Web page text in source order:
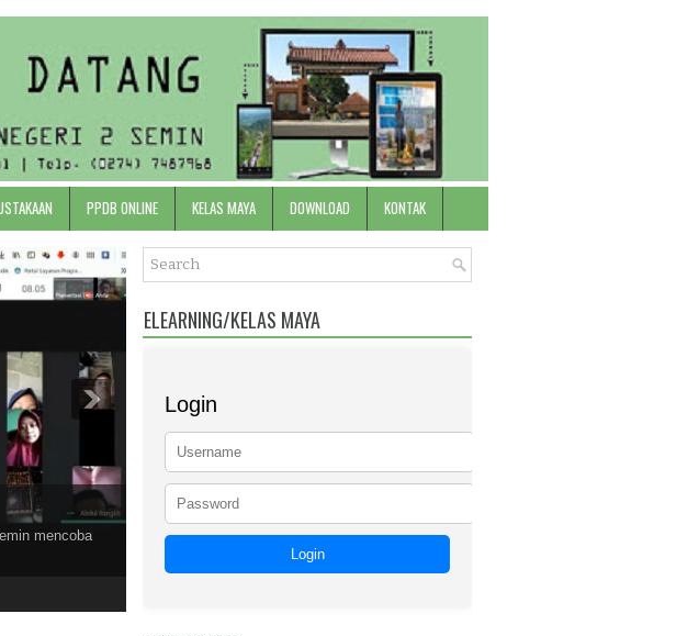
PPDB ONLINE KELAS MAYA DOWNLOAD KONTAK
mencoba
ELEARNING/KELAS MAYA
Login
Login